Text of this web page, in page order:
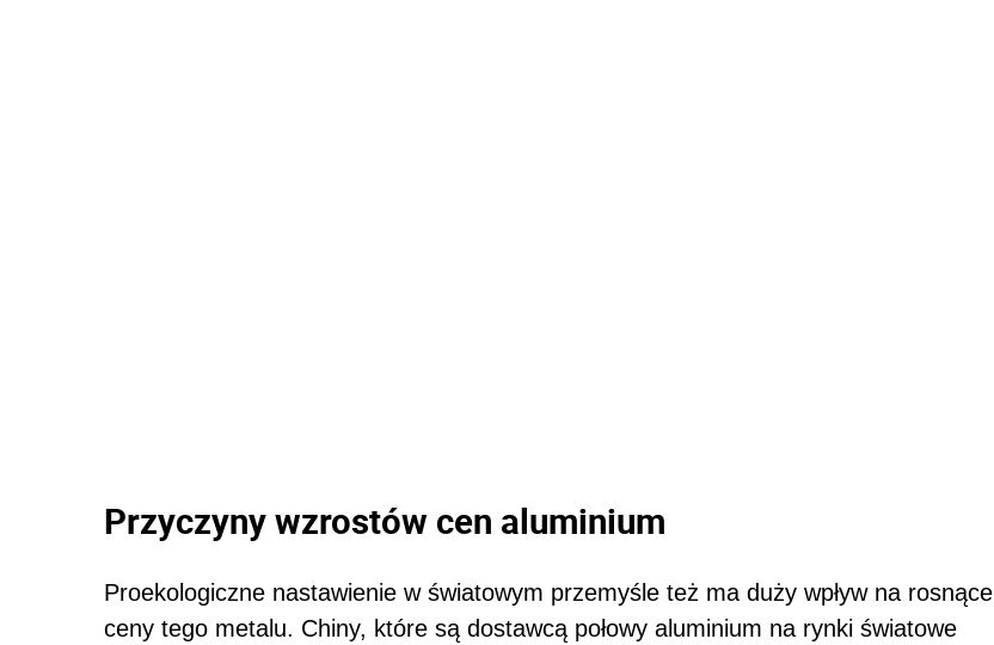
Przyczyny wzrostów cen aluminium
Proekologiczne nastawienie w światowym przemyśle też ma duży wpływ na rosnące
ceny tego metalu. Chiny, które są dostawcą połowy aluminium na rynki światowe